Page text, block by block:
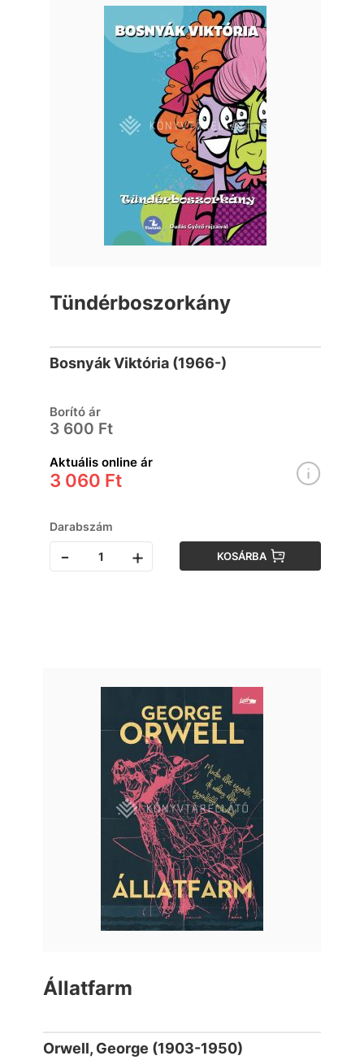
Tündérboszorkány
Bosnyák Viktória (1966-)
Borító ár
3 600 Ft
Aktuális online ár
3 060 Ft
Darabszám
- + KOSÁRBA
Állatfarm
Orwell, George (1903-1950)